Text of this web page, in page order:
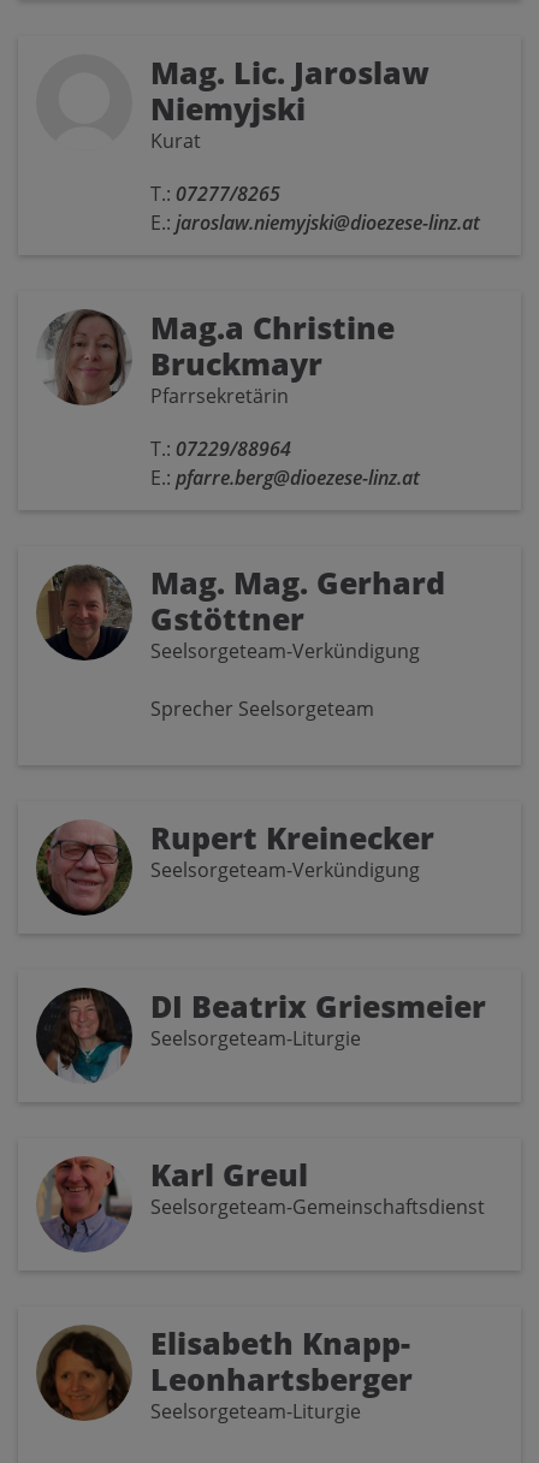
Mag. Lic. Jaroslaw
Niemyjski
Kurat
T.: 07277/8265
E.: jaroslaw.niemyjski@dioezese-linz.at
Mag.a Christine
Bruckmayr
Pfarrsekretärin
T.: 07229/88964
E.: pfarre.berg@dioezese-linz.at
Mag. Mag. Gerhard
Gstöttner
Seelsorgeteam-Verkündigung
Sprecher Seelsorgeteam
Rupert Kreinecker
Seelsorgeteam-Verkündigung
DI Beatrix Griesmeier
Seelsorgeteam-Liturgie
Karl Greul
Seelsorgeteam-Gemeinschaftsdienst
Elisabeth Knapp-
Leonhartsberger
Seelsorgeteam-Liturgie